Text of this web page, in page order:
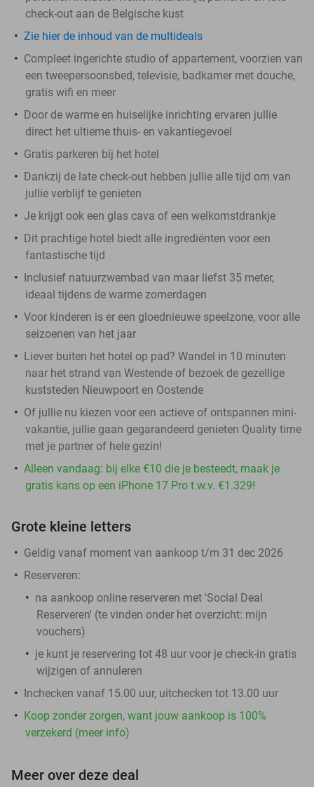
check-out aan de Belgische kust
Zie hier de inhoud van de multideals
Compleet ingerichte studio of appartement, voorzien van
een tweepersoonsbed, televisie, badkamer met douche,
gratis wifi en meer
Door de warme en huiselijke inrichting ervaren jullie
direct het ultieme thuis- en vakantiegevoel
Gratis parkeren bij het hotel
Dankzij de late check-out hebben jullie alle tijd om van
jullie verblijf te genieten
Je krijgt ook een glas cava of een welkomstdrankje
Dit prachtige hotel biedt alle ingrediënten voor een
fantastische tijd
Inclusief natuurzwembad van maar liefst 35 meter,
ideaal tijdens de warme zomerdagen
Voor kinderen is er een gloednieuwe speelzone, voor alle
seizoenen van het jaar
Liever buiten het hotel op pad? Wandel in 10 minuten
naar het strand van Westende of bezoek de gezellige
kuststeden Nieuwpoort en Oostende
Of jullie nu kiezen voor een actieve of ontspannen mini-
vakantie, jullie gaan gegarandeerd genieten Quality time
met je partner of hele gezin!
Alleen vandaag: bij elke €10 die je besteedt, maak je
gratis kans op een iPhone 17 Pro t.w.v. €1.329!
Grote kleine letters
Geldig vanaf moment van aankoop t/m 31 dec 2026
Reserveren:
na aankoop online reserveren met 'Social Deal
Reserveren' (te vinden onder het overzicht: mijn
vouchers)
je kunt je reservering tot 48 uur voor je check-in gratis
wijzigen of annuleren
Inchecken vanaf 15.00 uur, uitchecken tot 13.00 uur
Koop zonder zorgen, want jouw aankoop is 100%
verzekerd (meer info)
Meer over deze deal